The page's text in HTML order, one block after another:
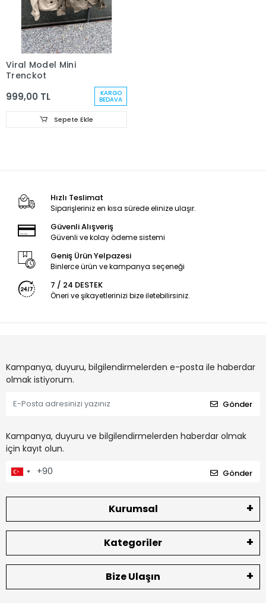
Viral Model Mini
Trençkot
999,00 TL KARGO
BEDAVA
Sepete Ekle
Hızlı Teslimat
Siparişleriniz en kısa sürede elinize ulaşır.
Güvenli Alışveriş
Güvenli ve kolay ödeme sistemi
Geniş Ürün Yelpazesi
Binlerce ürün ve kampanya seçeneği
7 / 24 DESTEK
Öneri ve şikayetlerinizi bize iletebilirsiniz.
Kampanya, duyuru, bilgilendirmelerden e-posta ile haberdar
olmak istiyorum.
Gönder
Kampanya, duyuru ve bilgilendirmelerden haberdar olmak
için kayıt olun.
Gönder
Kurumsal
Kategoriler
Bize Ulaşın